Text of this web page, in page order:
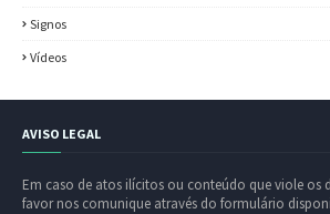
Signos
Vídeos
AVISO LEGAL
Em caso de atos ilícitos ou conteúdo que viole os
favor nos comunique através do formulário